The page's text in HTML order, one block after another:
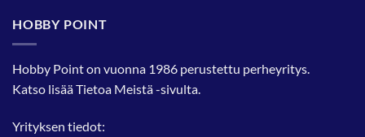
HOBBY POINT
Hobby Point on vuonna 1986 perustettu perheyritys.
Katso lisääTietoa Meistä-sivulta.
Yrityksen tiedot: